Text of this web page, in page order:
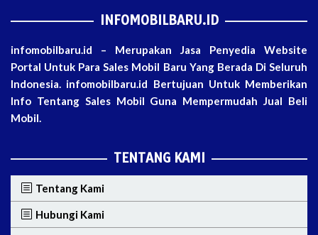
INFOMOBILBARU.ID
infomobilbaru.id – Merupakan Jasa Penyedia Website
Portal Untuk Para Sales Mobil Baru Yang Berada Di Seluruh
Indonesia. infomobilbaru.id Bertujuan Untuk Memberikan
Info Tentang Sales Mobil Guna Mempermudah Jual Beli
Mobil.
TENTANG KAMI
Tentang Kami
Hubungi Kami